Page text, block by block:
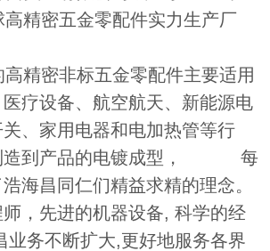
高精密五金零配件实力生产厂
精密非标五金零配件主要适用
疗设备、航空航天、新能源电
、家用电器和电加热管等行
造到产品的电镀成型， 每
海昌同仁们精益求精的理念。
，先进的机器设备, 科学的经
业务不断扩大,更好地服务各界